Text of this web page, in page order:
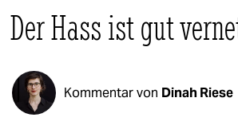
politik
öko
gesellschaft
Der Hass ist gut
Kommentar von Dinah Riese